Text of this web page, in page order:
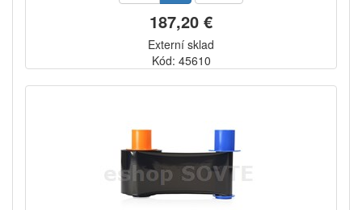
187,20 €
Externí sklad
Kód: 45610